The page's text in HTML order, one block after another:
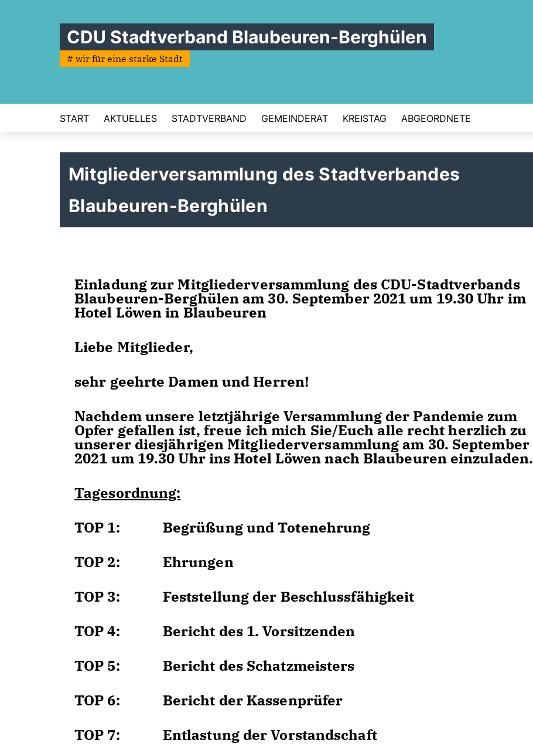
CDU Stadtverband Blaubeuren-Berghülen
# wir für eine starke Stadt
START AKTUELLES STADTVERBAND GEMEINDERAT KREISTAG ABGEORDNETE
Mitgliederversammlung des Stadtverbandes
Blaubeuren-Berghülen
Einladung zur Mitgliederversammlung des CDU-Stadtverbands
Blaubeuren-Berghülen am 30. September 2021 um 19.30 Uhr im
Hotel Löwen in Blaubeuren
Liebe Mitglieder,
sehr geehrte Damen und Herren!
Nachdem unsere letztjährige Versammlung der Pandemie zum
Opfer gefallen ist, freue ich mich Sie/Euch alle recht herzlich zu
unserer diesjährigen Mitgliederversammlung am 30. September
2021 um 19.30 Uhr ins Hotel Löwen nach Blaubeuren einzuladen.
Tagesordnung:
TOP 1: Begrüßung und Totenehrung
TOP 2: Ehrungen
TOP 3: Feststellung der Beschlussfähigkeit
TOP 4: Bericht des 1. Vorsitzenden
TOP 5: Bericht des Schatzmeisters
TOP 6: Bericht der Kassenprüfer
TOP 7: Entlastung der Vorstandschaft